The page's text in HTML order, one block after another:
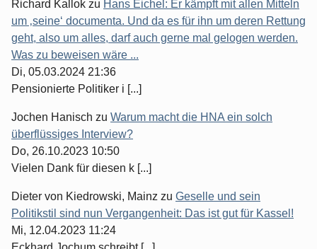
Richard Kallok zu Hans Eichel: Er kämpft mit allen Mitteln
um ‚seine‘ documenta. Und da es für ihn um deren Rettung
geht, also um alles, darf auch gerne mal gelogen werden.
Was zu beweisen wäre ...
Di, 05.03.2024 21:36
Pensionierte Politiker i [...]
Jochen Hanisch zu Warum macht die HNA ein solch
überflüssiges Interview?
Do, 26.10.2023 10:50
Vielen Dank für diesen k [...]
Dieter von Kiedrowski, Mainz zu Geselle und sein
Politikstil sind nun Vergangenheit: Das ist gut für Kassel!
Mi, 12.04.2023 11:24